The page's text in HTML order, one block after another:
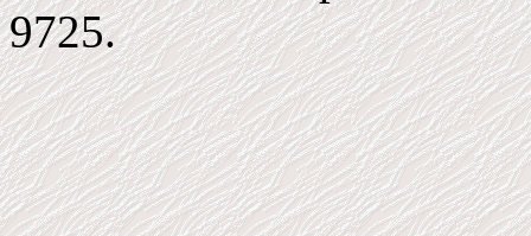
9725.